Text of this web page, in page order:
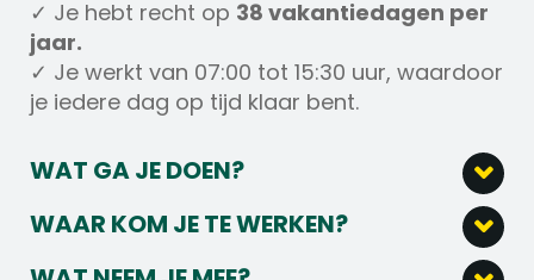
✓ Je hebt recht op 38 vakantiedagen per
jaar.
✓ Je werkt van 07:00 tot 15:30 uur, waardoor
je iedere dag op tijd klaar bent.
WAT GA JE DOEN?
Voertuigen, Machines en Installaties?
WAAR KOM JE TE WERKEN?